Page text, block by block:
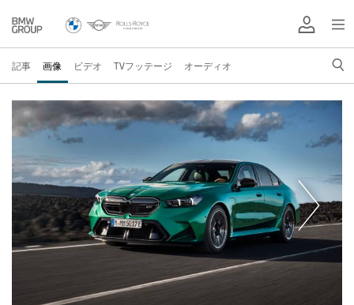
記事 画像 ビデオ TVフッテージ オーディオ